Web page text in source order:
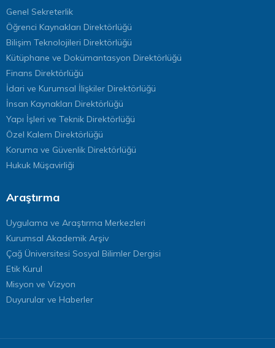
Genel Sekreterlik
Öğrenci Kaynakları Direktörlüğü
Bilişim Teknolojileri Direktörlüğü
Kütüphane ve Dokümantasyon Direktörlüğü
Finans Direktörlüğü
İdari ve Kurumsal İlişkiler Direktörlüğü
İnsan Kaynakları Direktörlüğü
Yapı İşleri ve Teknik Direktörlüğü
Özel Kalem Direktörlüğü
Koruma ve Güvenlik Direktörlüğü
Hukuk Müşavirliği
Araştırma
Uygulama ve Araştırma Merkezleri
Kurumsal Akademik Arşiv
Çağ Üniversitesi Sosyal Bilimler Dergisi
Etik Kurul
Misyon ve Vizyon
Duyurular ve Haberler